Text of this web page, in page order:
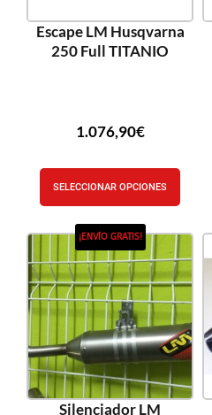
Escape LM Husqvarna
250 Full TITANIO
1.076,90€
SELECCIONAR OPCIONES
¡ENVÍO GRATIS!
Silenciador LM